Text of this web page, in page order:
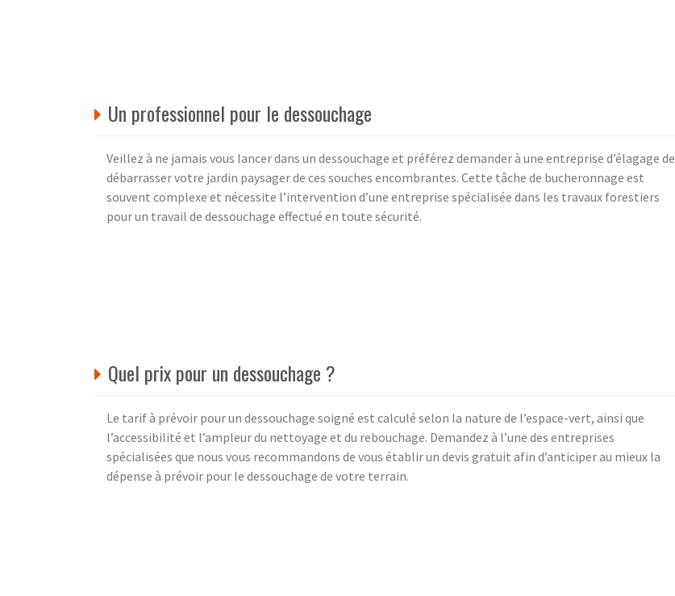
Un professionnel pour le dessouchage
Veillez à ne jamais vous lancer dans un dessouchage et préférez demander à une entreprise d’élagage de
débarrasser votre jardin paysager de ces souches encombrantes. Cette tâche de bucheronnage est
souvent complexe et nécessite l’intervention d’une entreprise spécialisée dans les travaux forestiers
pour un travail de dessouchage effectué en toute sécurité.
Quel prix pour un dessouchage ?
Le tarif à prévoir pour un dessouchage soigné est calculé selon la nature de l’espace-vert, ainsi que
l’accessibilité et l’ampleur du nettoyage et du rebouchage. Demandez à l’une des entreprises
spécialisées que nous vous recommandons de vous établir un devis gratuit afin d’anticiper au mieux la
dépense à prévoir pour le dessouchage de votre terrain.